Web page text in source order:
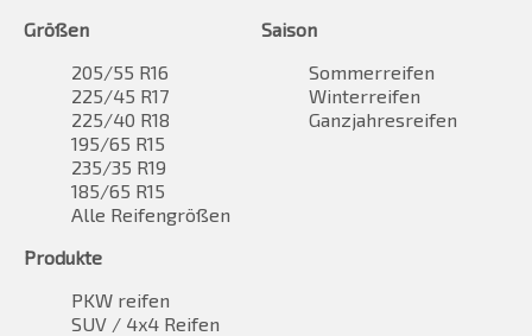
Größen
205/55 R16
225/45 R17
225/40 R18
195/65 R15
235/35 R19
185/65 R15
Alle Reifengrößen
Saison
Sommerreifen
Winterreifen
Ganzjahresreifen
Produkte
PKW reifen
SUV / 4x4 Reifen